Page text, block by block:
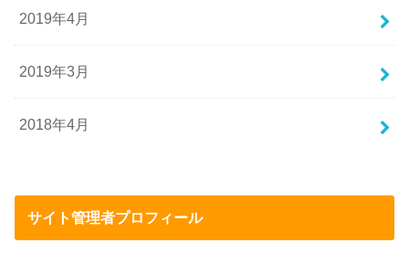
2019年4月
2019年3月
2018年4月
サイト管理者プロフィール